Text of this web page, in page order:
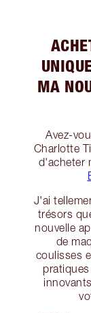
MA
Avez-
Charlotte
d'acheter
J'ai
trésors
nouvelle
de
coulisses